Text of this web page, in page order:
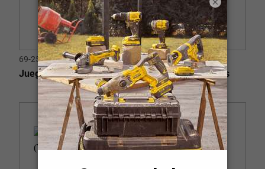
69-253
Juego de Llaves Hexagonales Métricas 10 piezas